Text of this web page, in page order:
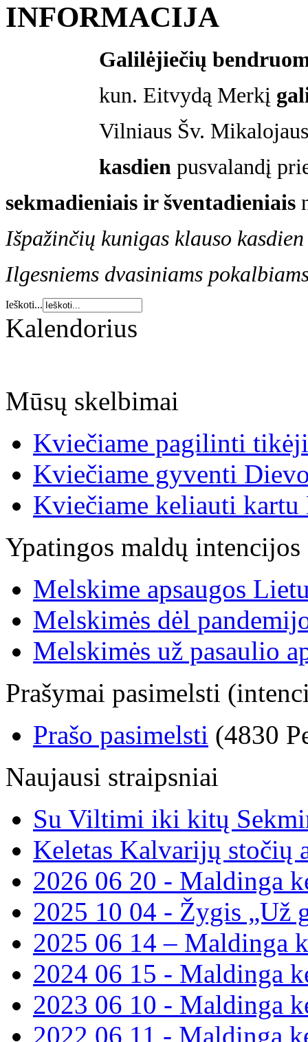
INFORMACIJA
Galilėjiečių
kun. Eitvydą Merkį
Vilniaus Šv.
kasdien pusvalandį
sekmadieniais ir šventadieniais
Išpažinčių kunigas klauso
Ilgesniems dvasiniams
Ieškoti...
Kalendorius
Mūsų skelbimai
Kviečiame pagilinti
Kviečiame gyventi
Kviečiame keliauti
Ypatingos maldų intencijos
Melskime apsaugos
Melskimės dėl
Melskimės už pasaulio
Prašymai pasimelsti
Prašo pasimelsti (4830
Naujausi straipsniai
Su Viltimi iki kitų
Keletas Kalvarijų stočių
2026 06 20 - Maldinga
2025 10 04 - Žygis „Už
2025 06 14 – Maldinga
2024 06 15 - Maldinga
2023 06 10 - Maldinga
2022 06 11 - Maldinga